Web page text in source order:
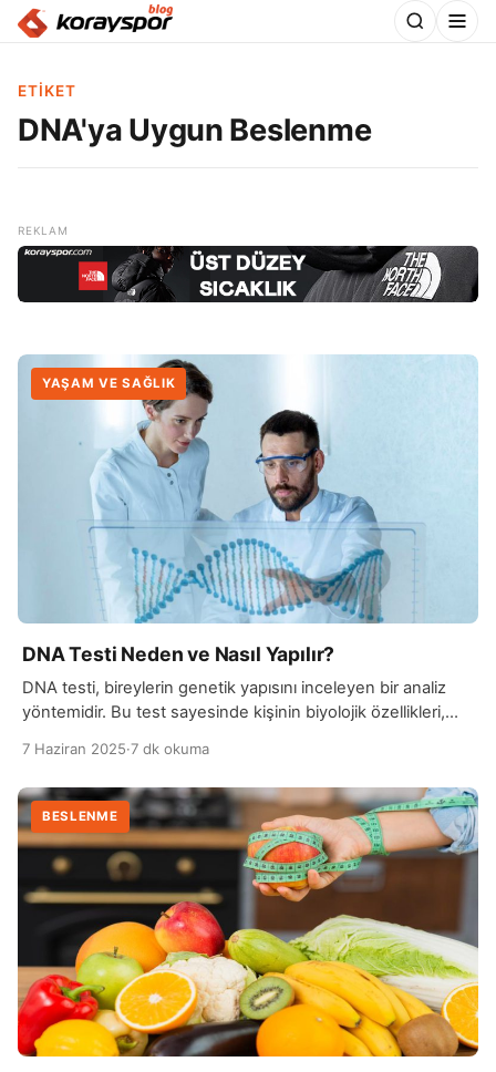
ETIKET
DNA'ya Uygun Beslenme
YAŞAM VE SAĞLIK
DNA Testi Neden ve Nasıl Yapılır?
DNA testi, bireylerin genetik yapısını inceleyen bir analiz
yöntemidir. Bu test sayesinde kişinin biyolojik özellikleri,
önemli bilgiye ulaşmak mümkün olur. DNA, her bireye özgü
benzersiz bir yapıya sahip olduğundan, test sonuçları
kişisel kimlik doğrulama ve aile bağlarının belirlenmesinde
de sıkça kullanılır. Günümüzde DNA testleri, tıp, adli […]
7 Haziran 2025·7 dk okuma
BESLENME